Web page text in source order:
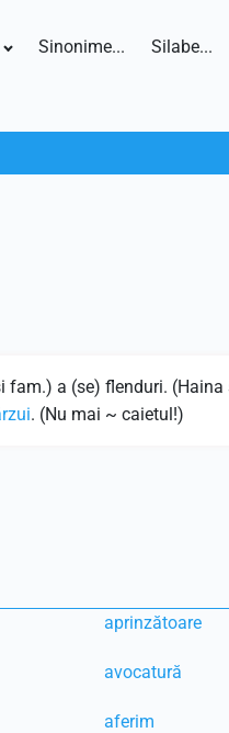
Sinonime... Silabe...
fam.) a (se) flenduri.
. (Nu mai ~ caietul!)
aprinzătoare
avocatură
aferim